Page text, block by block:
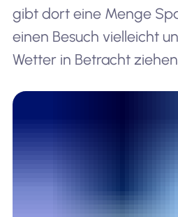
gibt dort eine Menge
einen Besuch vielleicht
Wetter in Betracht